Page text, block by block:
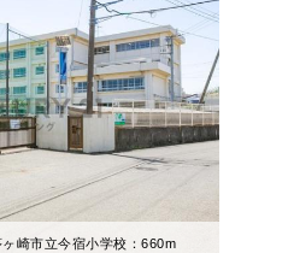
崎市立今宿小学校：660m